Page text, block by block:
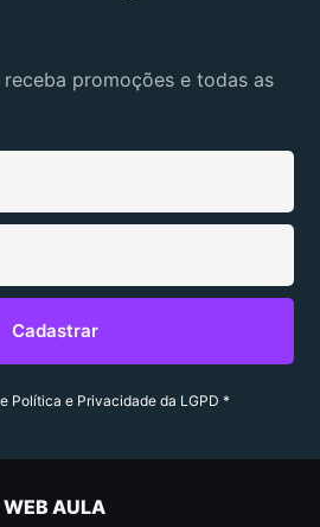
promoções e todas as
Política e Privacidade da LGPD *
WEB AULA